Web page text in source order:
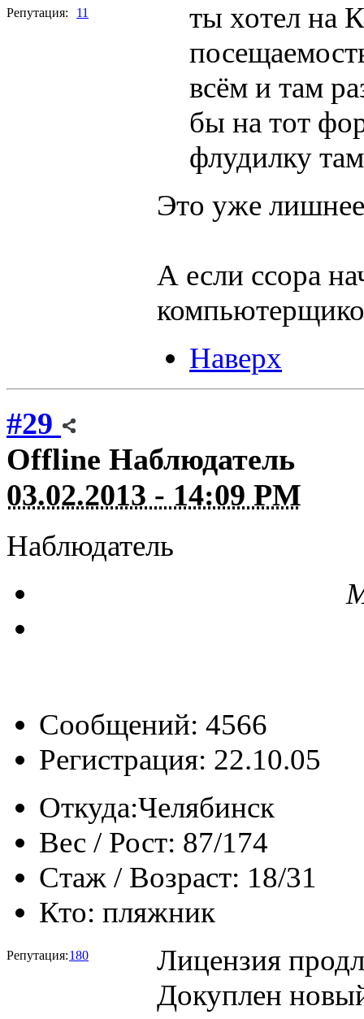
Репутация: 11
ты хотел на
всём и там
бы на тот
флудилку
Это уже
А если ссора
Наверх
#29
Offline Наблюдатель
03.02.2013 - 14:09 PM
Наблюдатель
Сообщений: 4566
Регистрация: 22.10.05
Откуда:Челябинск
Вес / Рост: 87/174
Стаж / Возраст: 18/31
Кто: пляжник
Репутация:180
Лицензия
Докуплен